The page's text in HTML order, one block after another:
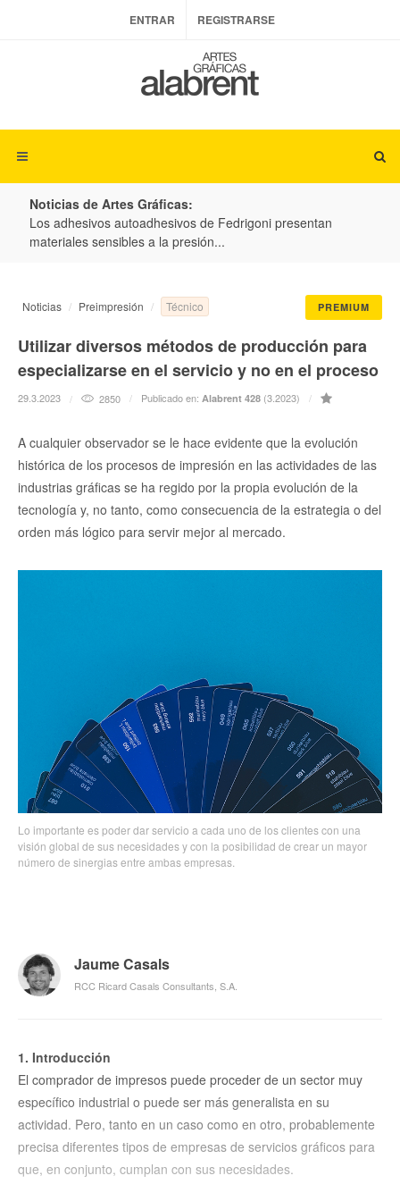
ENTRAR REGISTRARSE
Noticias de Artes Gráficas:
Los adhesivos autoadhesivos de Fedrigoni presentan
materiales sensibles a la presión...
PREMIUM
Noticias Preimpresión Técnico
Utilizar diversos métodos de producción para
especializarse en el servicio y no en el proceso
29.3.2023 2850 Publicado en: Alabrent 428 (3.2023)
A cualquier observador se le hace evidente que la evolución
histórica de los procesos de impresión en las actividades de las
industrias gráficas se ha regido por la propia evolución de la
tecnología y, no tanto, como consecuencia de la estrategia o del
orden más lógico para servir mejor al mercado.
Lo importante es poder dar servicio a cada uno de los clientes con una
visión global de sus necesidades y con la posibilidad de crear un mayor
número de sinergias entre ambas empresas.
Jaume Casals
RCC Ricard Casals Consultants, S.A.
1. Introducción
El comprador de impresos puede proceder de un sector muy
específico industrial o puede ser más generalista en su
actividad. Pero, tanto en un caso como en otro, probablemente
precisa diferentes tipos de empresas de servicios gráficos para
que, en conjunto, cumplan con sus necesidades.